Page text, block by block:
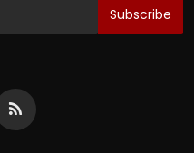
Subscribe